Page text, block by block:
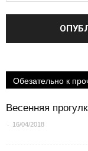
Обезательно к
Весенняя
- 16/04/2018